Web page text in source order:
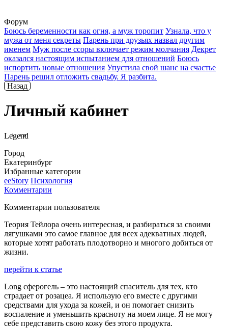
Форум
Боюсь беременности как огня, а муж торопит Узнала, что у
мужа от меня секреты Парень при друзьях назвал другим
именем Муж после ссоры включает режим молчания Декрет
оказался настоящим испытанием для отношений Боюсь
испортить новые отношения Упустила свой шанс на счастье
Парень решил отложить свадьбу. Я разбита.
Назад
Личный кабинет
Leͥgeͣnͫd
Город
Екатеринбург
Избранные категории
ееStory Психология
Комментарии
Комментарии пользователя
Теория Тейлора очень интересная, и разбираться за своими
лягушками это самое главное для всех адекватных людей,
которые хотят работать плодотворно и многого добиться от
жизни.
перейти к статье
Long сферогель – это настоящий спаситель для тех, кто
страдает от розацеа. Я использую его вместе с другими
средствами для ухода за кожей, и он помогает снизить
воспаление и уменьшить красноту на моем лице. Я не могу
себе представить свою кожу без этого продукта.